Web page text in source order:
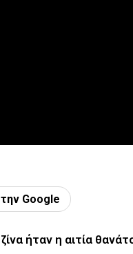
Google
ήταν η αιτία